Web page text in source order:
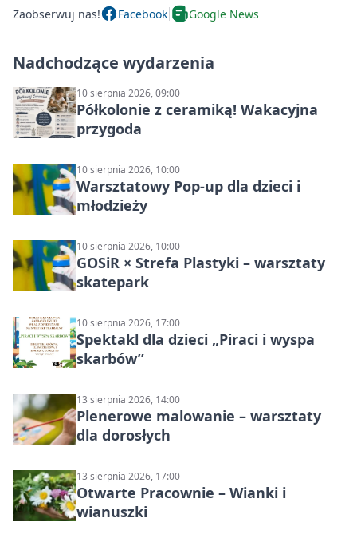
Zaobserwuj nas! Facebook Google News
Nadchodzące wydarzenia
10 sierpnia 2026, 09:00
Półkolonie z ceramiką! Wakacyjna
przygoda
10 sierpnia 2026, 10:00
Warsztatowy Pop-up dla dzieci i
młodzieży
10 sierpnia 2026, 10:00
GOSiR × Strefa Plastyki – warsztaty
skatepark
10 sierpnia 2026, 17:00
Spektakl dla dzieci „Piraci i wyspa
skarbów”
13 sierpnia 2026, 14:00
Plenerowe malowanie – warsztaty
dla dorosłych
13 sierpnia 2026, 17:00
Otwarte Pracownie – Wianki i
wianuszki